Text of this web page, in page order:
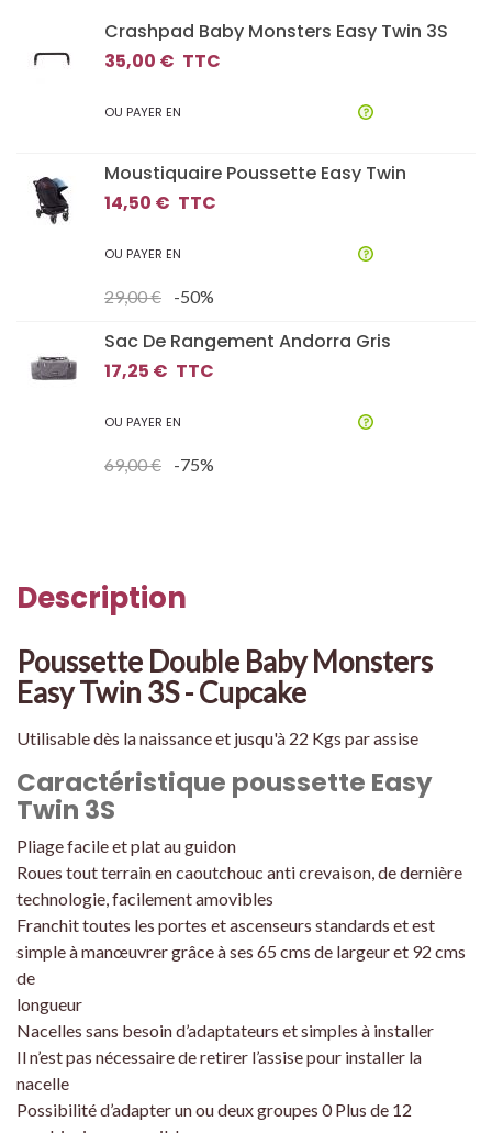
Crashpad Baby Monsters Easy Twin 3S
35,00 € TTC
OU PAYER EN
Moustiquaire Poussette Easy Twin
14,50 € TTC
OU PAYER EN
29,00 € -50%
Sac De Rangement Andorra Gris
17,25 € TTC
OU PAYER EN
69,00 € -75%
Description
Poussette Double Baby Monsters
Easy Twin 3S - Cupcake
Utilisable dès la naissance et jusqu'à 22 Kgs par assise
Caractéristique poussette Easy
Twin 3S
Pliage facile et plat au guidon
Roues tout terrain en caoutchouc anti crevaison, de dernière
technologie, facilement amovibles
Franchit toutes les portes et ascenseurs standards et est
simple à manœuvrer grâce à ses 65 cms de largeur et 92 cms
de
longueur
Nacelles sans besoin d’adaptateurs et simples à installer
Il n’est pas nécessaire de retirer l’assise pour installer la
nacelle
Possibilité d’adapter un ou deux groupes 0 Plus de 12